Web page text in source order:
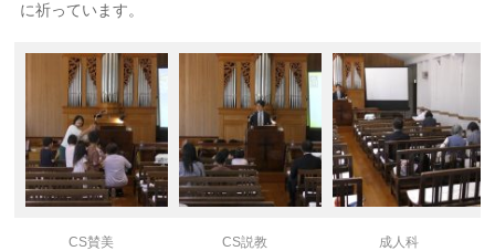
に祈っています。
CS賛美 CS説教 成人科